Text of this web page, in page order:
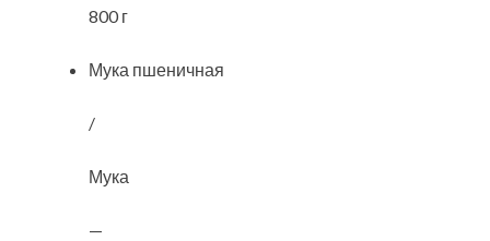
800 г
Мука пшеничная
/
Мука
—